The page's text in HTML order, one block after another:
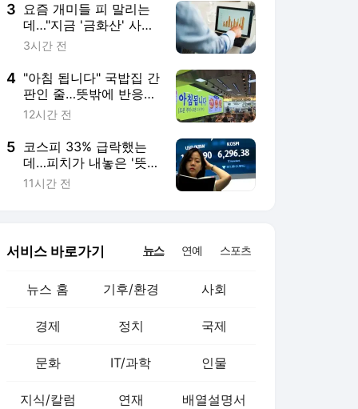
3 요즘 개미들 피 말리는
데…"지금 '금화산' 사라"
깜짝 전망
3시간 전
4 "아침 됩니다" 국밥집 간
판인 줄…뜻밖에 반응
폭발한 곳 [트렌드+]
12시간 전
5 코스피 33% 급락했는
데…피치가 내놓은 '뜻밖
의 경고' 뭐길래
11시간 전
서비스 바로가기 뉴스 연예 스포츠
뉴스 홈 기후/환경 사회
경제 정치 국제
문화 IT/과학 인물
지식/칼럼 연재 배열설명서